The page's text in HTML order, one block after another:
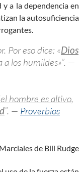
a la dependencia en
la autosuficiencia
Por eso dice: «Dios
a los humildes»”. —
hombre es altivo,
”. — Proverbios